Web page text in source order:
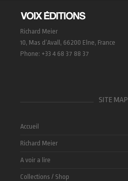
Richard Meier
10, Mas d’Avall, 66200 Elne, France
Phone: +33 4 68 37 88 37
SITE MAP
Accueil
Richard Meier
A voir a lire
Collections / Shop